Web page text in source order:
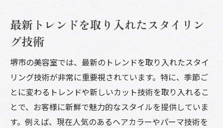
最新トレンドを取り入れたスタイリン
グ技術
堺市の美容室では、最新のトレンドを取り入れたスタイ
リング技術が非常に重要視されています。特に、季節ご
とに変わるトレンドや新しいカット技術を取り入れるこ
とで、お客様に新鮮で魅力的なスタイルを提供していま
す。例えば、現在人気のあるヘアカラーやパーマ技術を